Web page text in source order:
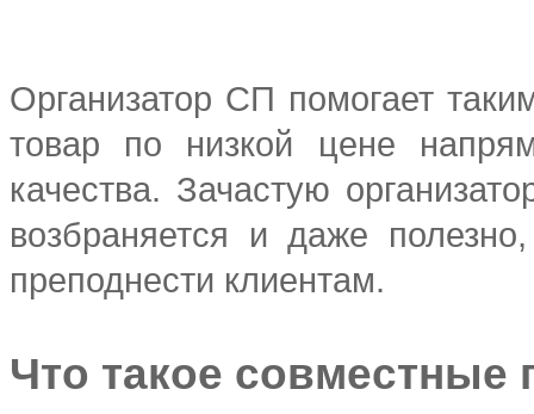
Организатор СП помогает
товар по низкой цене
качества. Зачастую
возбраняется и даже
преподнести клиентам.
Что такое совместные